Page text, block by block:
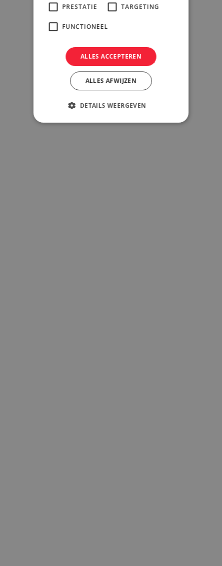
PRESTATIE TARGETING
FUNCTIONEEL
ALLES ACCEPTEREN
ALLES AFWIJZEN
DETAILS WEERGEVEN